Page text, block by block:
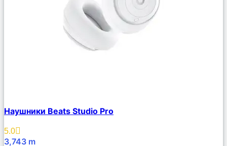
Описание
Избранное
Наушники Beats Studio Pro
5.0
3,743 m